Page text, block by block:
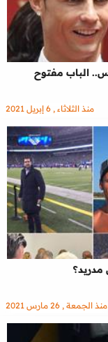
الباب مفتوح
منذ الثلاثاء , 6 إبريل 2021
مدريد؟
منذ الجمعة , 26 مارس 2021